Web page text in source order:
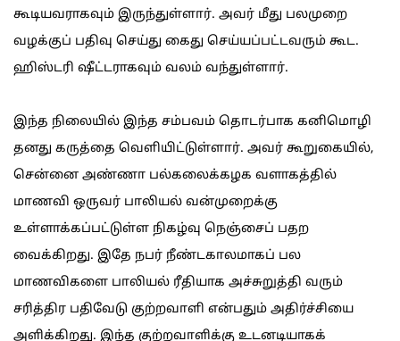
கூடியவராகவும் இருந்துள்ளார். அவர் மீது பலமுறை
வழக்குப் பதிவு செய்து கைது செய்யப்பட்டவரும் கூட.
ஹிஸ்டரி ஷீட்டராகவும் வலம் வந்துள்ளார்.
இந்த நிலையில் இந்த சம்பவம் தொடர்பாக கனிமொழி
தனது கருத்தை வெளியிட்டுள்ளார். அவர் கூறுகையில்,
சென்னை அண்ணா‌ பல்கலைக்கழக வளாகத்தில்
மாணவி ஒருவர் பாலியல் வன்முறைக்கு
உள்ளாக்கப்பட்டுள்ள நிகழ்வு நெஞ்சைப் பதற
வைக்கிறது. இதே நபர் நீண்டகாலமாகப் பல
மாணவிகளை பாலியல் ரீதியாக அச்சுறுத்தி வரும்
சரித்திர பதிவேடு குற்றவாளி என்பதும் அதிர்ச்சியை
அளிக்கிறது. இந்த குற்றவாளிக்கு உடனடியாகக்